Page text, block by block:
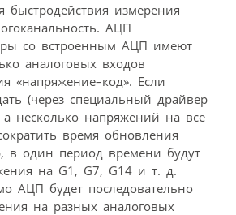
быстродействия измерения
АЦП
со встроенным АЦП имеют
аналоговых входов
«напряжение–код». Если
(через специальный драйвер
несколько напряжений на все
время обновления
в один период времени будут
на G1, G7, G14 и т. д.
АЦП будет последовательно
на разных аналоговых